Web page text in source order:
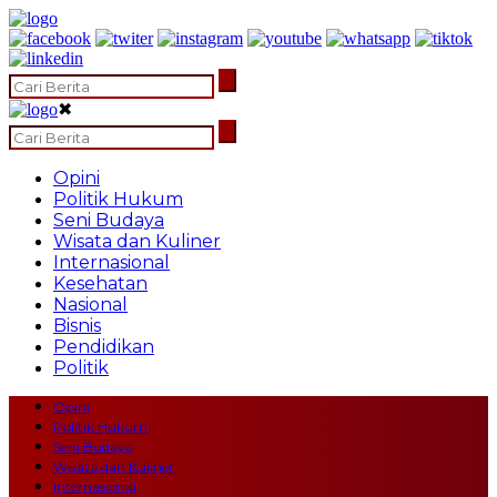
✖
Opini
Politik Hukum
Seni Budaya
Wisata dan Kuliner
Internasional
Kesehatan
Nasional
Bisnis
Pendidikan
Politik
Opini
Politik Hukum
Seni Budaya
Wisata dan Kuliner
Internasional